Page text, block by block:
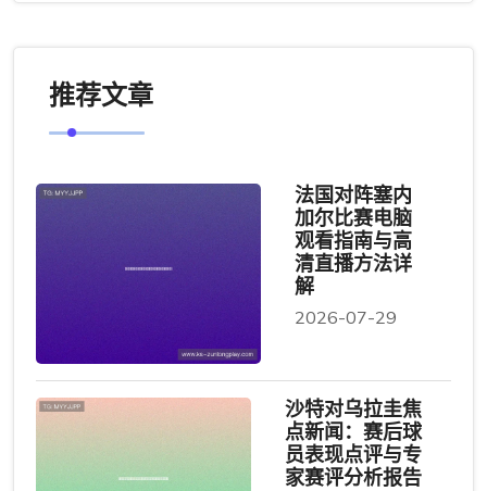
推荐文章
法国对阵塞内
加尔比赛电脑
观看指南与高
清直播方法详
解
2026-07-29
沙特对乌拉圭焦
点新闻：赛后球
员表现点评与专
家赛评分析报告